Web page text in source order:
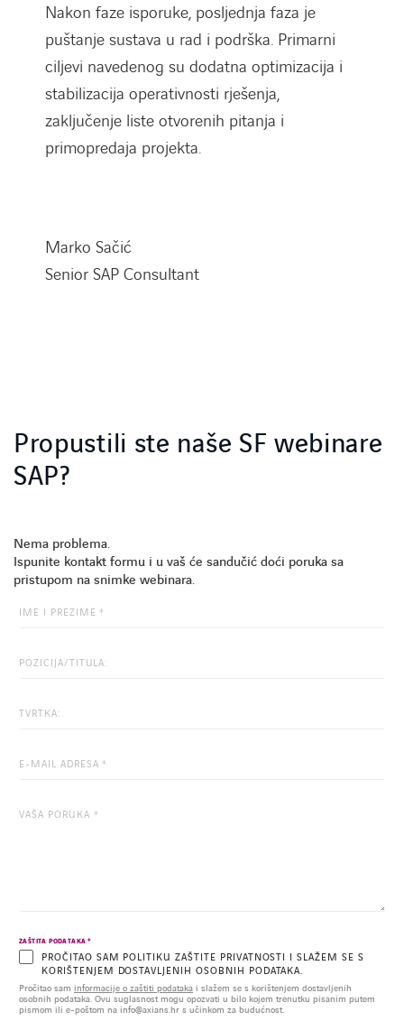
LINKEDIN
Nakon faze isporuke, posljednja faza je
puštanje sustava u rad i podrška. Primarni
ciljevi navedenog su dodatna optimizacija i
stabilizacija operativnosti rješenja,
zaključenje liste otvorenih pitanja i
primopredaja projekta.
Marko Sačić
Senior SAP Consultant
Propustili ste naše SF webinare
SAP?
Nema problema.
Ispunite kontakt formu i u vaš će sandučić doći poruka sa
pristupom na snimke webinara.
EMAIL
field
purposes
and
unchanged.
ZAŠTITA PODATAKA *
PROČITAO SAM POLITIKU ZAŠTITE PRIVATNOSTI I SLAŽEM SE S
KORIŠTENJEM DOSTAVLJENIH OSOBNIH PODATAKA.
Pročitao sam informacije o zaštiti podataka i slažem se s korištenjem dostavljenih
osobnih podataka. Ovu suglasnost mogu opozvati u bilo kojem trenutku pisanim putem
pismom ili e-poštom na info@axians.hr s učinkom za budućnost.